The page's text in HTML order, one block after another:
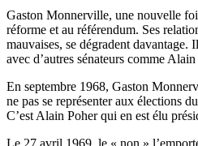
Gaston Monnerville, une nouvelle
réforme et au référendum. Ses
mauvaises, se dégradent davantage.
avec d’autres sénateurs comme Alain
En septembre 1968, Gaston
ne pas se représenter aux élections
C’est Alain Poher qui en est élu